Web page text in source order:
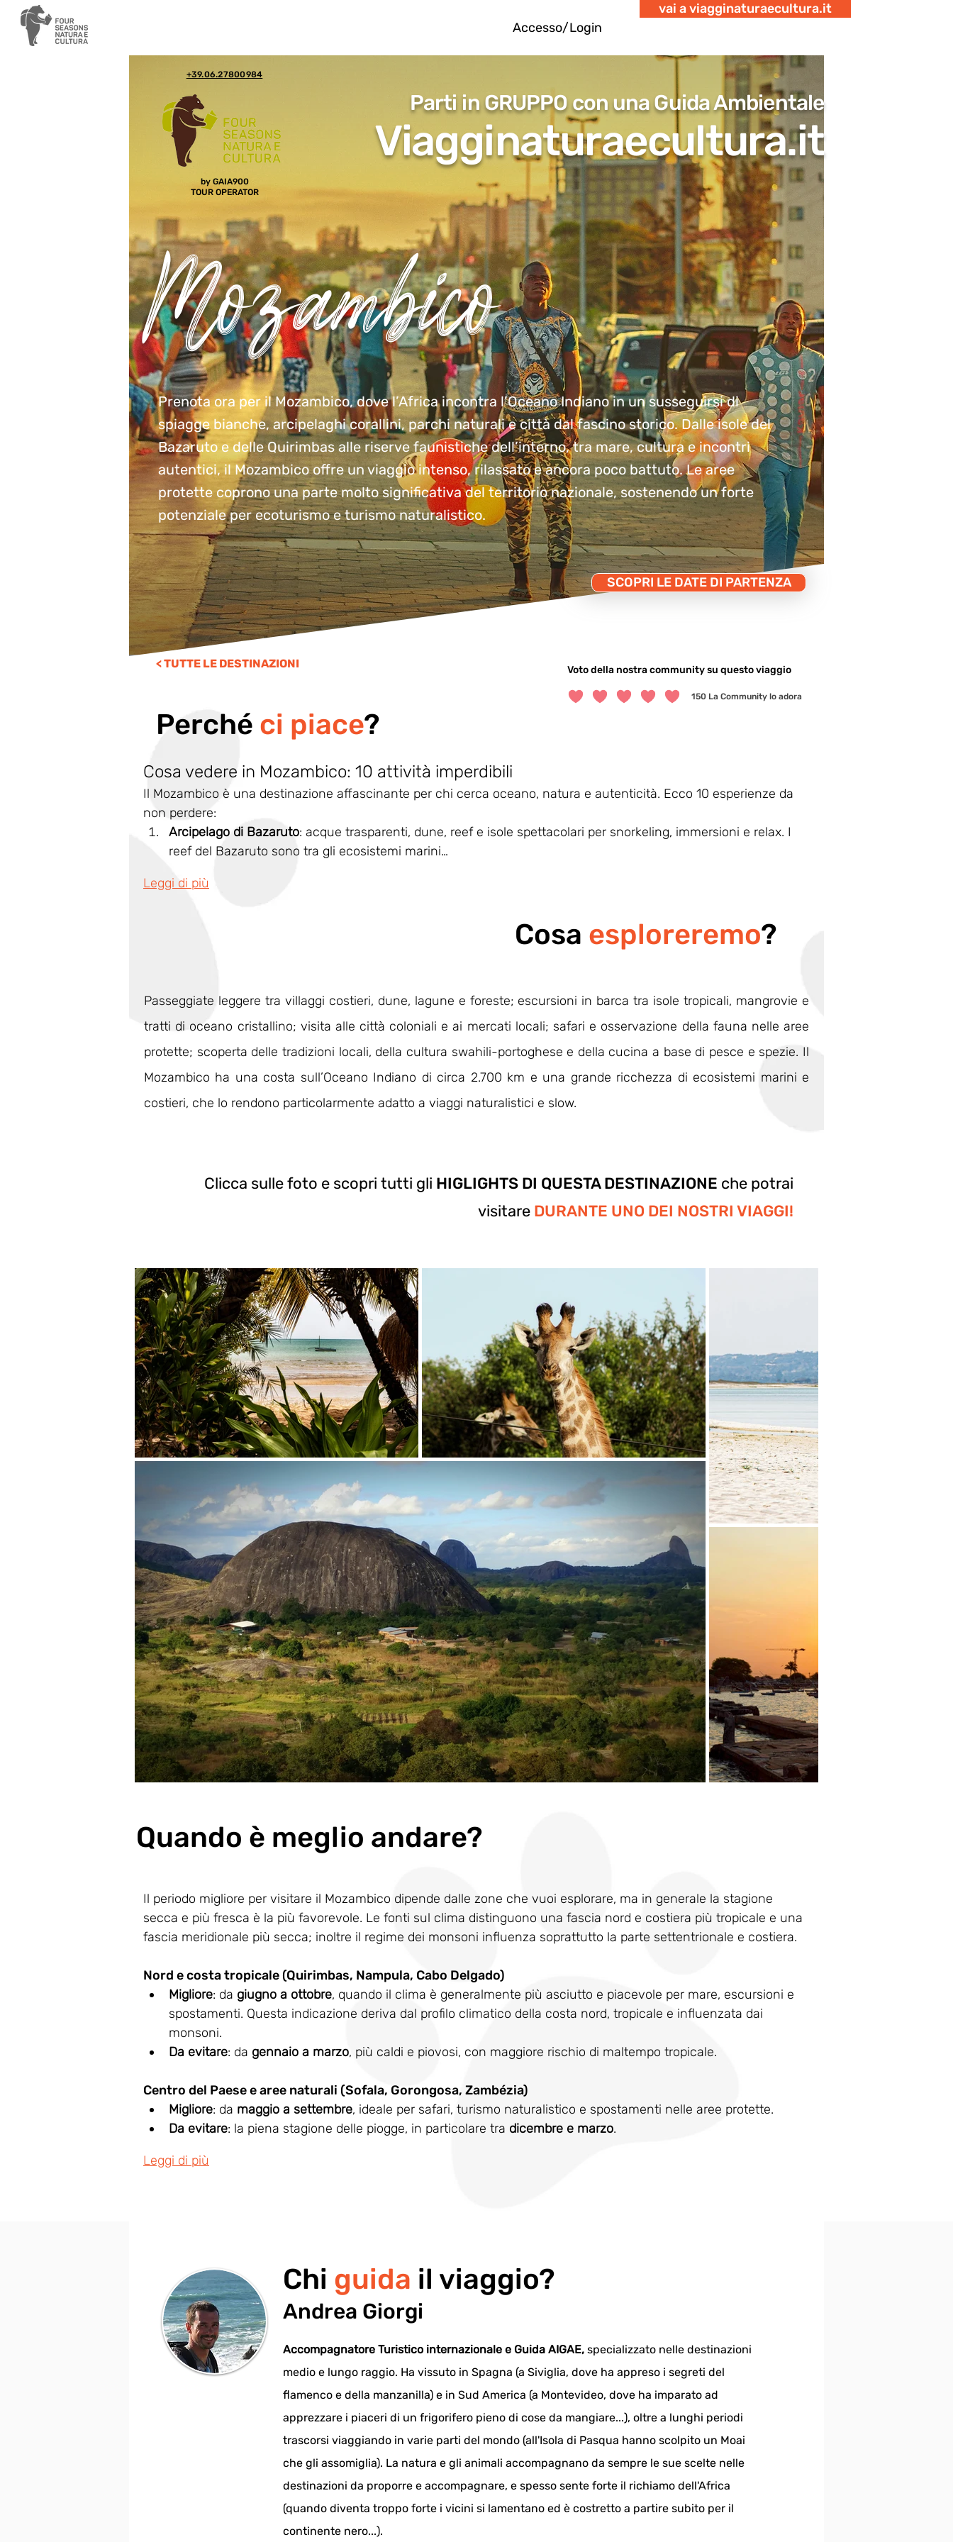
Accesso/Login
vai a viagginaturaecultura.it
Prenota ora per il Mozambico, dove l’Africa incontra l’Oceano Indiano in un susseguirsi di
spiagge bianche, arcipelaghi corallini, parchi naturali e città dal fascino storico. Dalle isole del
Bazaruto e delle Quirimbas alle riserve faunistiche dell’interno, tra mare, cultura e incontri
autentici, il Mozambico offre un viaggio intenso, rilassato e ancora poco battuto. Le aree
protette coprono una parte molto significativa del territorio nazionale, sostenendo un forte
potenziale per ecoturismo e turismo naturalistico.
SCOPRI LE DATE DI PARTENZA
+39.06.27800984
by GAIA900
TOUR OPERATOR
Viagginaturaecultura.it
Parti in GRUPPO con una Guida Ambientale
Mozambico
< TUTTE LE DESTINAZIONI Voto della nostra community su questo viaggio
150 La Community lo adora
la valutazione media è 5 su 5, in base a 150 voti, La Community lo adora
Perché ci piace?
Cosa vedere in Mozambico: 10 attività imperdibili
Il Mozambico è una destinazione affascinante per chi cerca oceano, natura e autenticità. Ecco 10 esperienze da
non perdere:
Arcipelago di Bazaruto: acque trasparenti, dune, reef e isole spettacolari per snorkeling, immersioni e relax. I
reef del Bazaruto sono tra gli ecosistemi marini…
Leggi di più
Cosa esploreremo?
Passeggiate leggere tra villaggi costieri, dune, lagune e foreste; escursioni in barca tra isole tropicali, mangrovie e
tratti di oceano cristallino; visita alle città coloniali e ai mercati locali; safari e osservazione della fauna nelle aree
protette; scoperta delle tradizioni locali, della cultura swahili-portoghese e della cucina a base di pesce e spezie. Il
Mozambico ha una costa sull’Oceano Indiano di circa 2.700 km e una grande ricchezza di ecosistemi marini e
costieri, che lo rendono particolarmente adatto a viaggi naturalistici e slow.
Clicca sulle foto e scopri tutti gli HIGLIGHTS DI QUESTA DESTINAZIONE che potrai
visitare DURANTE UNO DEI NOSTRI VIAGGI!
Quando è meglio andare?
Il periodo migliore per visitare il Mozambico dipende dalle zone che vuoi esplorare, ma in generale la stagione
secca e più fresca è la più favorevole. Le fonti sul clima distinguono una fascia nord e costiera più tropicale e una
fascia meridionale più secca; inoltre il regime dei monsoni influenza soprattutto la parte settentrionale e costiera.
Nord e costa tropicale (Quirimbas, Nampula, Cabo Delgado)
Migliore: da giugno a ottobre, quando il clima è generalmente più asciutto e piacevole per mare, escursioni e
spostamenti. Questa indicazione deriva dal profilo climatico della costa nord, tropicale e influenzata dai
monsoni.
Da evitare: da gennaio a marzo, più caldi e piovosi, con maggiore rischio di maltempo tropicale.
Centro del Paese e aree naturali (Sofala, Gorongosa, Zambézia)
Migliore: da maggio a settembre, ideale per safari, turismo naturalistico e spostamenti nelle aree protette.
Da evitare: la piena stagione delle piogge, in particolare tra dicembre e marzo.
Leggi di più
Chi guida il viaggio?
Andrea Giorgi
Accompagnatore Turistico internazionale e Guida AIGAE, specializzato nelle destinazioni
medio e lungo raggio. Ha vissuto in Spagna (a Siviglia, dove ha appreso i segreti del
flamenco e della manzanilla) e in Sud America (a Montevideo, dove ha imparato ad
apprezzare i piaceri di un frigorifero pieno di cose da mangiare...), oltre a lunghi periodi
trascorsi viaggiando in varie parti del mondo (all'Isola di Pasqua hanno scolpito un Moai
che gli assomiglia). La natura e gli animali accompagnano da sempre le sue scelte nelle
destinazioni da proporre e accompagnare, e spesso sente forte il richiamo dell'Africa
(quando diventa troppo forte i vicini si lamentano ed è costretto a partire subito per il
continente nero...).